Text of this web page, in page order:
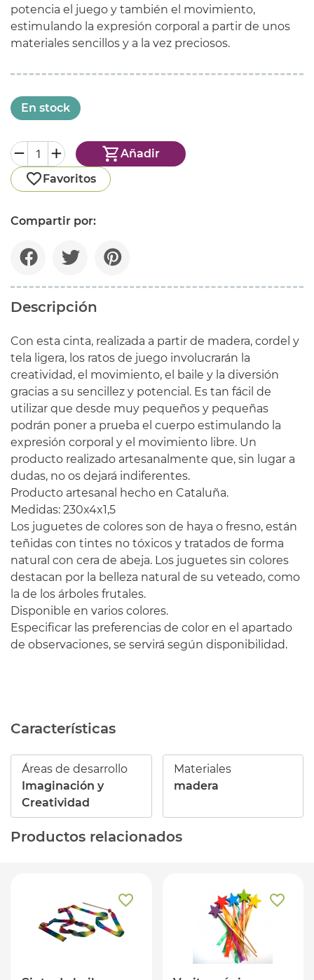
potencia el juego y también el movimiento,
estimulando la expresión corporal a partir de unos
materiales sencillos y a la vez preciosos.
En stock
Añadir
Favoritos
Compartir por:
Descripción
Con esta cinta, realizada a partir de madera, cordel y
tela ligera, los ratos de juego involucrarán la
creatividad, el movimiento, el baile y la diversión
gracias a su sencillez y potencial. Es tan fácil de
utilizar que desde muy pequeños y pequeñas
podrán poner a prueba el cuerpo estimulando la
expresión corporal y el movimiento libre. Un
producto realizado artesanalmente que, sin lugar a
dudas, no os dejará indiferentes.
Producto artesanal hecho en Cataluña.
Medidas: 230x4x1,5
Los juguetes de colores son de haya o fresno, están
teñidas con tintes no tóxicos y tratados de forma
natural con cera de abeja. Los juguetes sin colores
destacan por la belleza natural de su veteado, como
la de los árboles frutales.
Disponible en varios colores.
Especificar las preferencias de color en el apartado
de observaciones, se servirá según disponibilidad.
Características
Áreas de desarrollo
Imaginación y
Creatividad
Materiales
madera
Productos relacionados